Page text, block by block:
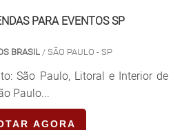
PARA EVENTOS SP
BRASIL / SÃO PAULO - SP
São Paulo, Litoral e Interior de
Paulo...
AGORA